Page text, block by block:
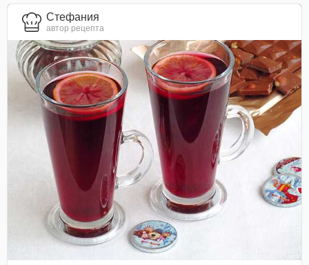
Стефания
автор рецепта